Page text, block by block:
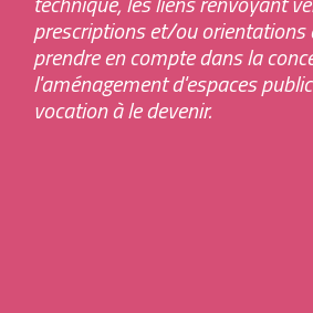
Boite à
outils
prescriptions et/ou
prendre en compte dans la
l'aménagement d'espaces
vocation à le devenir.